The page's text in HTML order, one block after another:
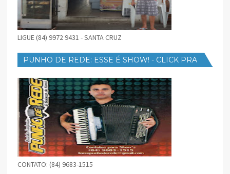
LIGUE (84) 9972 9431 - SANTA CRUZ
PUNHO DE REDE: ESSE É SHOW! - CLICK PRA
CONTATO: (84) 9683-1515